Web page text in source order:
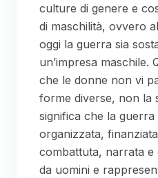
culture di genere e
di maschilità, ovvero
oggi la guerra sia
un’impresa maschile.
che le donne non vi
forme diverse, non la
significa che la guerra
organizzata,
combattuta, narrata
da uomini e